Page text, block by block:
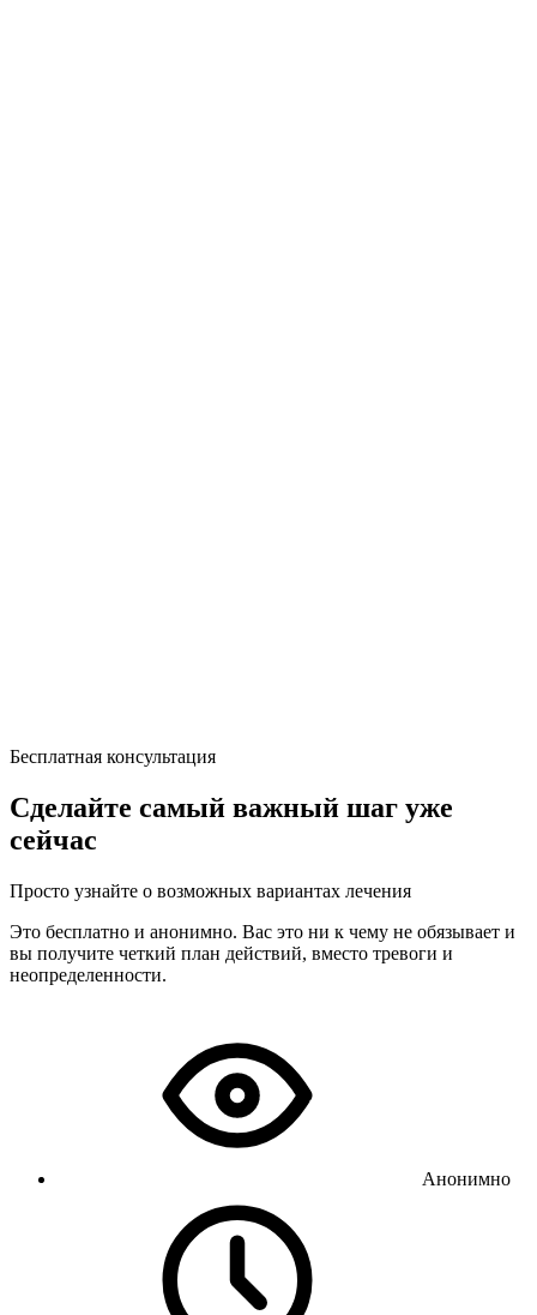
Бесплатная консультация
Сделайте самый важный шаг уже
сейчас
Просто узнайте о возможных вариантах лечения
Это бесплатно и анонимно. Вас это ни к чему не обязывает и
вы получите четкий план действий, вместо тревоги и
неопределенности.
Анонимно